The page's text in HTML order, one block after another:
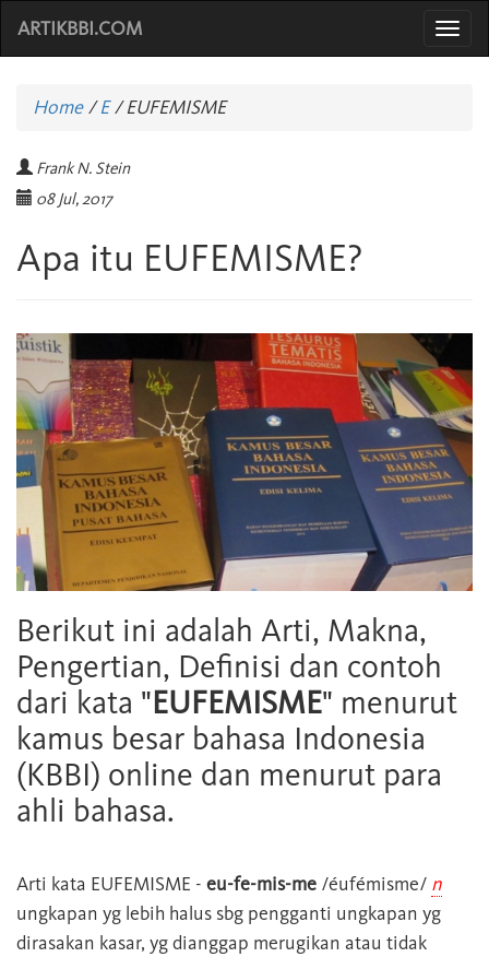
ARTIKBBI.COM
Home/E /EUFEMISME
Frank N. Stein
08 Jul, 2017
Apa itu EUFEMISME?
Berikut ini adalah Arti, Makna,
Pengertian, Definisi dan contoh
dari kata "EUFEMISME" menurut
kamus besar bahasa Indonesia
(KBBI) online dan menurut para
ahli bahasa.
Arti kata EUFEMISME - eu-fe-mis-me /éufémisme/ n
ungkapan yg lebih halus sbg pengganti ungkapan yg
dirasakan kasar, yg dianggap merugikan atau tidak